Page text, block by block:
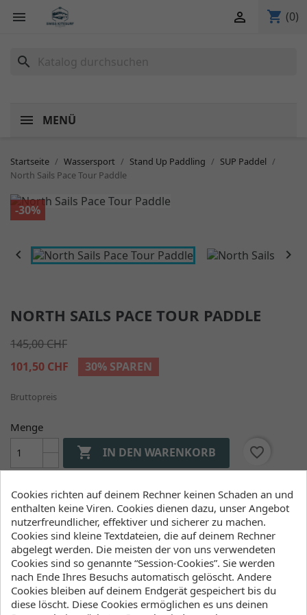
 shopping_cart (0)

search
MENÜ
Startseite Wassersport Stand Up Paddling
SUP Paddel
North Sails Pace Tour Paddle
-30%
 
NORTH SAILS PACE TOUR PADDLE
145,00 CHF
101,50 CHF
30% SPAREN
Bruttopreis
Menge
 IN DEN WARENKORB
favorite_border
Verfügbarkeit (Lager, Lieferzeiten)
Lager Wind&Snow
an Lager:
2-4 Werktage
Cookies richten auf deinem Rechner keinen Schaden an und
enthalten keine Viren. Cookies dienen dazu, unser Angebot
nutzerfreundlicher, effektiver und sicherer zu machen.
Cookies sind kleine Textdateien, die auf deinem Rechner
abgelegt werden. Die meisten der von uns verwendeten
Cookies sind so genannte “Session-Cookies”. Sie werden
nach Ende Ihres Besuchs automatisch gelöscht. Andere
Cookies bleiben auf deinem Endgerät gespeichert bis du
diese löscht. Diese Cookies ermöglichen es uns deinen